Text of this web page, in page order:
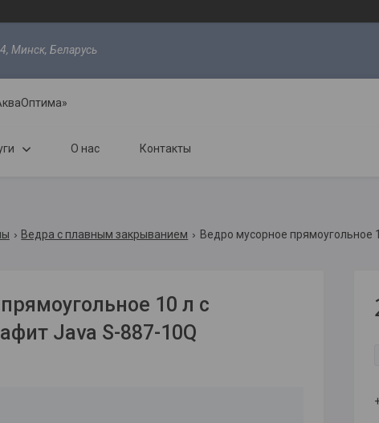
Минск, Беларусь
О нас Контакты
Ведра с плавным закрыванием Ведро мусорное прямоугольное
10 л с
Java S-887-10Q